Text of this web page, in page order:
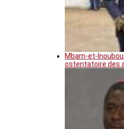
Mbam-et-
ostentatoire des